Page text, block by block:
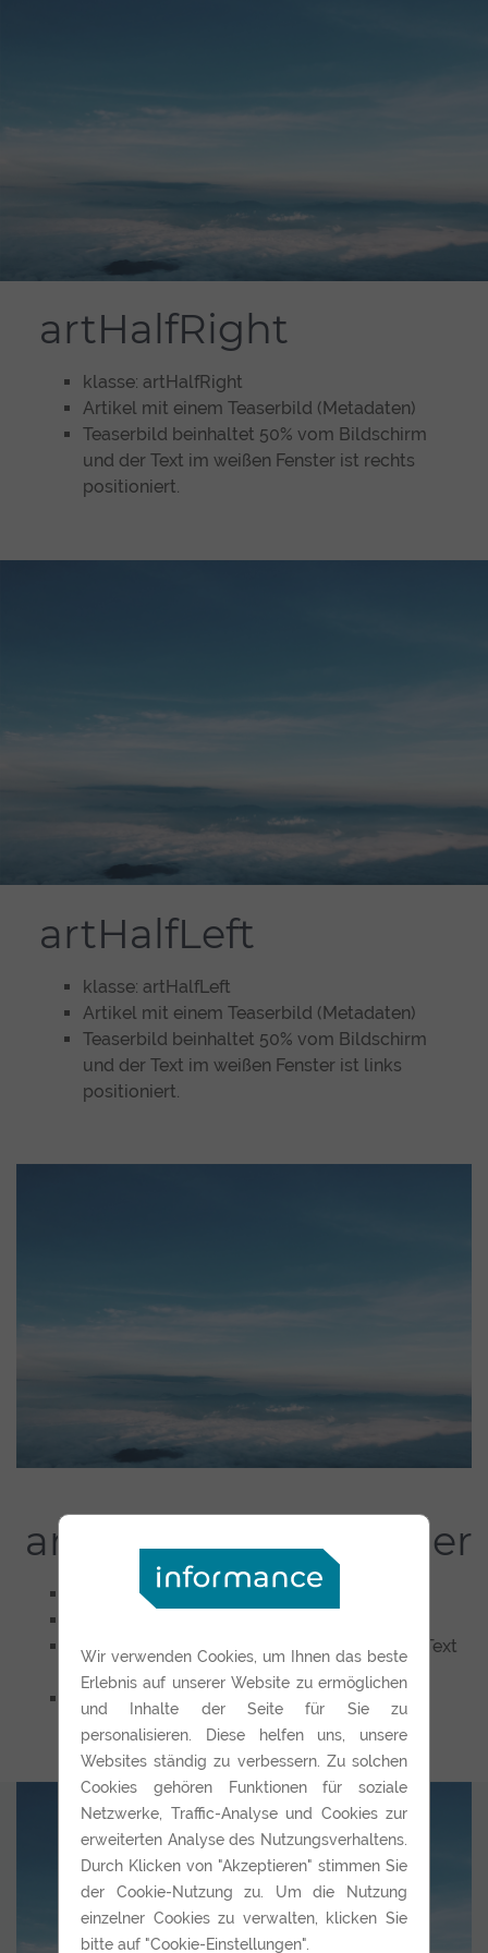
artHalfRight
klasse: artHalfRight
Artikel mit einem Teaserbild (Metadaten)
Teaserbild beinhaltet 50% vom Bildschirm
und der Text im weißen Fenster ist rechts
positioniert.
artHalfLeft
klasse: artHalfLeft
Artikel mit einem Teaserbild (Metadaten)
Teaserbild beinhaltet 50% vom Bildschirm
und der Text im weißen Fenster ist links
positioniert.
artHalfRightContainer
artHalfRightContainer
Bild beinhaltet 50% vom Container und der Text
ist rechts positioniert.
- kann Hintergrundfarbe (für Container-fluid)
hinzugefügt werden: klasse:
Wir verwenden Cookies, um Ihnen das beste
Erlebnis auf unserer Website zu ermöglichen
und Inhalte der Seite für Sie zu
personalisieren. Diese helfen uns, unsere
Websites ständig zu verbessern. Zu solchen
Cookies gehören Funktionen für soziale
Netzwerke, Traffic-Analyse und Cookies zur
erweiterten Analyse des Nutzungsverhaltens.
Durch Klicken von "Akzeptieren" stimmen Sie
der Cookie-Nutzung zu. Um die Nutzung
einzelner Cookies zu verwalten, klicken Sie
bitte auf "Cookie-Einstellungen".